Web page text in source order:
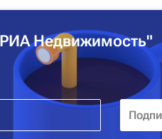
Недвижимость"